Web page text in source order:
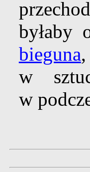
byłaby
bieguna
w
w